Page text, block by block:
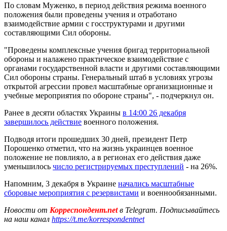
По словам Муженко, в период действия режима военного
положения были проведены учения и отработано
взаимодействие армии с госструктурами и другими
составляющими Сил обороны.
"Проведены комплексные учения бригад территориальной
обороны и налажено практическое взаимодействие с
органами государственной власти и другими составляющими
Сил обороны страны. Генеральный штаб в условиях угрозы
открытой агрессии провел масштабные организационные и
учебные мероприятия по обороне страны", - подчеркнул он.
Ранее в десяти областях Украины в 14:00 26 декабря
завершилось действие военного положения.
Подводя итоги прошедших 30 дней, президент Петр
Порошенко отметил, что на жизнь украинцев военное
положение не повлияло, а в регионах его действия даже
уменьшилось число регистрируемых преступлений - на 26%.
Напомним, 3 декабря в Украине начались масштабные
сборовые мероприятия с резервистами и военнообязанными.
Новости от Корреспондент.netв Telegram. Подписывайтесь
на наш канал https://t.me/korrespondentnet